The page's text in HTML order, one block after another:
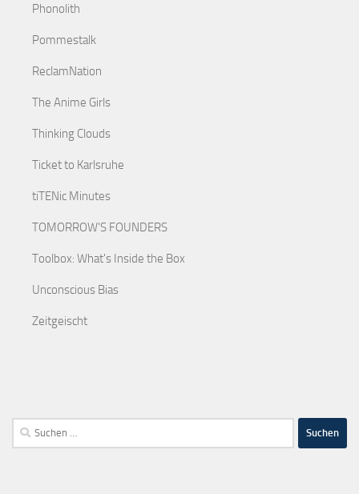
Phonolith
Pommestalk
ReclamNation
The Anime Girls
Thinking Clouds
Ticket to Karlsruhe
tiTENic Minutes
TOMORROW'S FOUNDERS
Toolbox: What's Inside the Box
Unconscious Bias
Zeitgeischt